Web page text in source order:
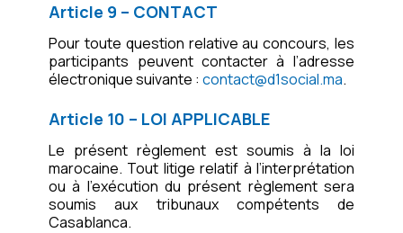
Article 9 – CONTACT
Pour toute question relative au concours, les
participants peuvent contacter à l’adresse
électronique suivante :contact@d1social.ma.
Article 10 – LOI APPLICABLE
Le présent règlement est soumis à la loi
marocaine. Tout litige relatif à l’interprétation
ou à l’exécution du présent règlement sera
soumis aux tribunaux compétents de
Casablanca.